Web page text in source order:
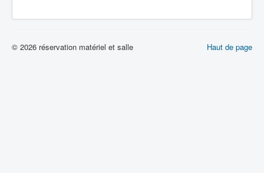
Haut de page
© 2026 réservation matériel et salle